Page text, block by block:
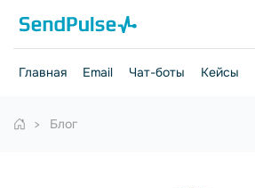
Главная Email Чат-боты Кейсы
Блог